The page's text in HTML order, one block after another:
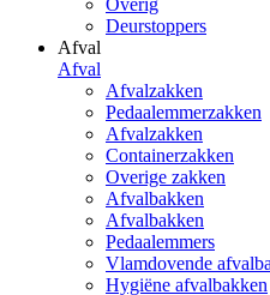
Overig
Deurstoppers
Afval
Afval
Afvalzakken
Pedaalemmerzakken
Afvalzakken
Containerzakken
Overige zakken
Afvalbakken
Afvalbakken
Pedaalemmers
Vlamdovende
Hygiëne afvalbakken